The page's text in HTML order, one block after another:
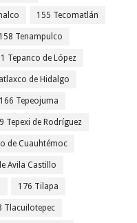
155 Tecomatlán
158 Tenampulco
Tepanco de López
de Hidalgo
166 Tepeojuma
Tepexi de Rodríguez
de Cuauhtémoc
Avila Castillo
176 Tilapa
Tlacuilotepec